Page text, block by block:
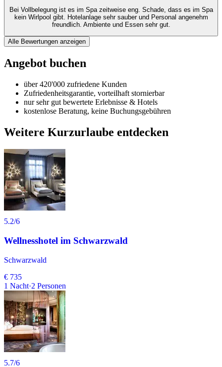
Bei Vollbelegung ist es im Spa zeitweise eng. Schade, dass es im Spa
kein Wirlpool gibt. Hotelanlage sehr sauber und Personal angenehm
freundlich. Ambiente und Essen sehr gut.
Alle Bewertungen anzeigen
Angebot buchen
über 420'000 zufriedene Kunden
Zufriedenheitsgarantie, vorteilhaft stornierbar
nur sehr gut bewertete Erlebnisse & Hotels
kostenlose Beratung, keine Buchungsgebühren
Weitere Kurzurlaube entdecken
5.2/6
Wellnesshotel im Schwarzwald
Schwarzwald
€ 735
1 Nacht·2 Personen
5.7/6